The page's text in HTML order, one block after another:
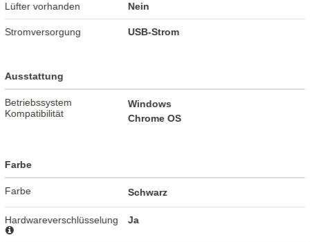
Lüfter vorhanden Nein
Stromversorgung USB-Strom
Ausstattung
Betriebssystem
Kompatibilität
Windows
Chrome OS
Farbe
Farbe Schwarz
Hardwareverschlüsselung Ja